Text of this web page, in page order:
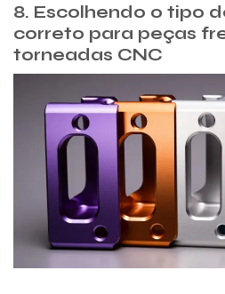
8. Escolhendo o tipo
correto para peças
torneadas CNC